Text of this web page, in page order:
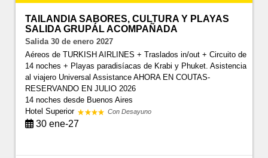
TAILANDIA SABORES, CULTURA Y PLAYAS
SALIDA GRUPÁL ACOMPAÑADA
Salida 30 de enero 2027
Aéreos de TURKISH AIRLINES + Traslados in/out + Circuito de
14 noches + Playas paradisíacas de Krabi y Phuket. Asistencia
al viajero Universal Assistance AHORA EN COUTAS-
RESERVANDO EN JULIO 2026
14 nochesdesde Buenos Aires
Hotel Superior
Con Desayuno
30 ene-27